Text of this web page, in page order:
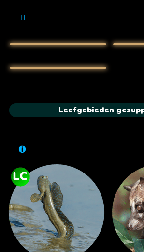
Leefgebieden